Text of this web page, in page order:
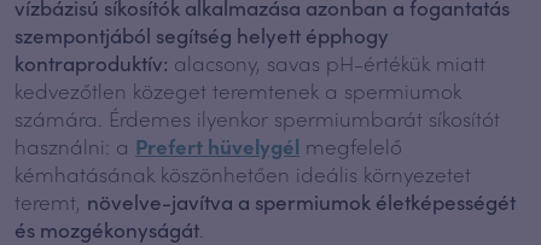
vízbázisú síkosítók alkalmazása azonban a fogantatás
szempontjából segítség helyett épphogy
kontraproduktív: alacsony, savas pH-értékük miatt
kedvezőtlen közeget teremtenek a spermiumok
számára. Érdemes ilyenkor spermiumbarát síkosítót
használni: a Prefert hüvelygél megfelelő
kémhatásának köszönhetően ideális környezetet
teremt, növelve-javítva a spermiumok életképességét
és mozgékonyságát.